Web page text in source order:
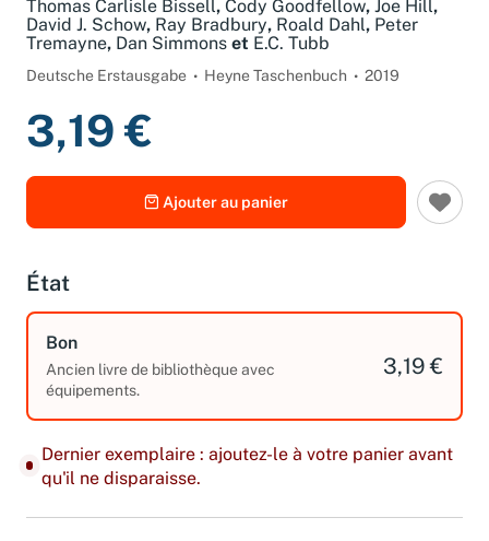
Thomas Carlisle Bissell, Cody Goodfellow, Joe Hill,
David J. Schow, Ray Bradbury, Roald Dahl, Peter
Tremayne, Dan Simmons et E.C. Tubb
Deutsche Erstausgabe Heyne Taschenbuch 2019
3,19 €
Ajouter au panier
État
Bon
Ancien livre de bibliothèque avec
équipements.
3,19 €
Dernier exemplaire : ajoutez-le à votre panier avant
qu'il ne disparaisse.